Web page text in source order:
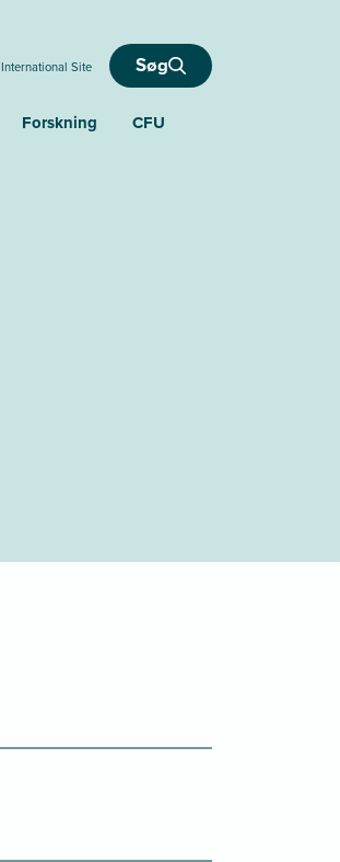
International Site Søg
Forskning CFU